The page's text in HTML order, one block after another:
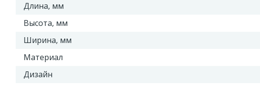
Длина, мм
Высота, мм
Ширина, мм
Материал
Дизайн